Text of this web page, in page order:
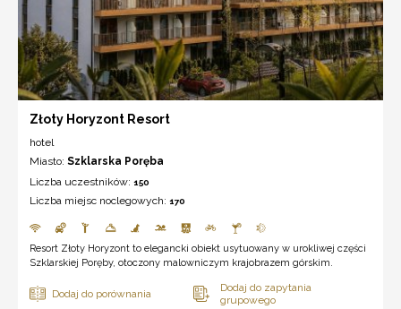
Złoty Horyzont Resort
hotel
Miasto: Szklarska Poręba
Liczba uczestników: 150
Liczba miejsc noclegowych: 170
Resort Złoty Horyzont to elegancki obiekt usytuowany w urokliwej części
Szklarskiej Poręby, otoczony malowniczym krajobrazem górskim.